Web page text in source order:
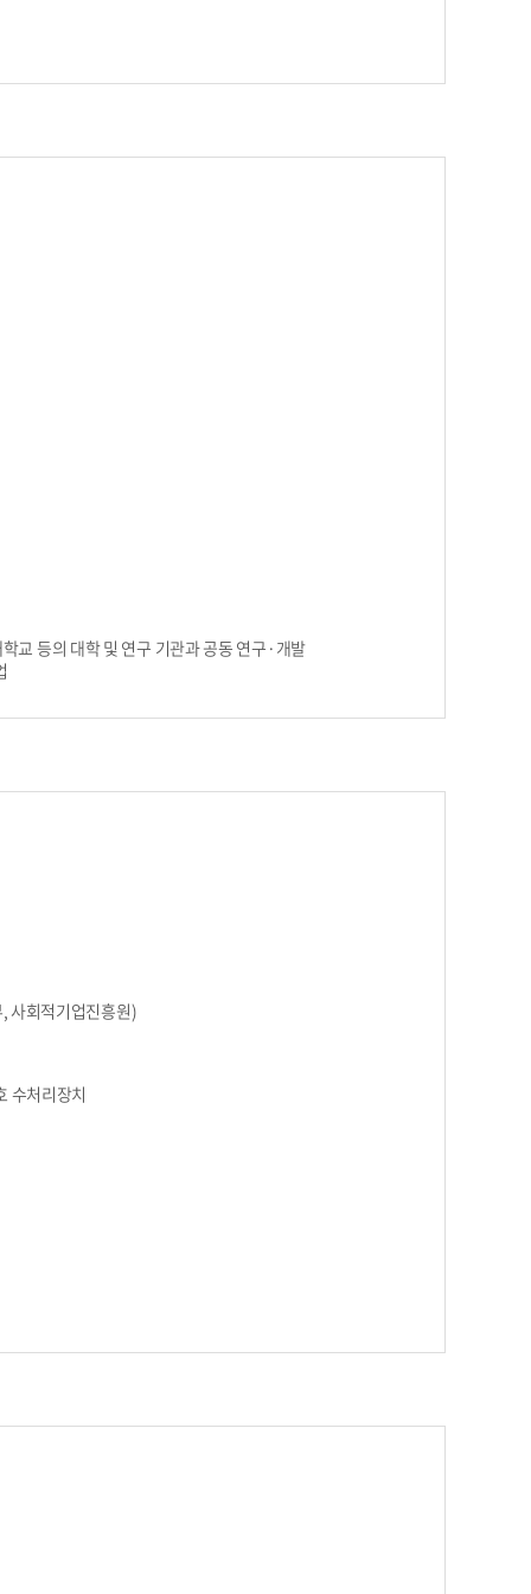
교 등의 대학 및 연구 기관과 공동 연구·개발
사회적기업진흥원)
수처리장치